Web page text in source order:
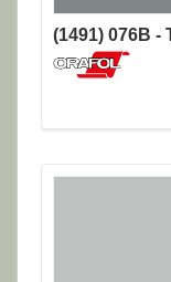
(1491) 076B -